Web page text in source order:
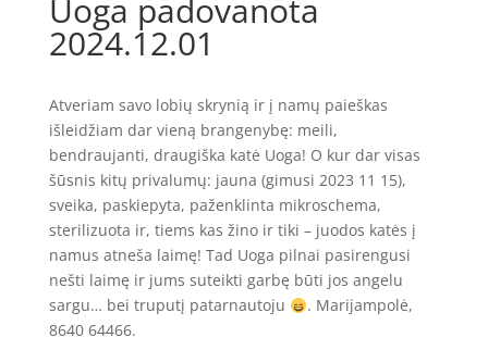
Uoga padovanota
2024.12.01
Atveriam savo lobių skrynią ir į namų paieškas
išleidžiam dar vieną brangenybę: meili,
bendraujanti, draugiška katė Uoga! O kur dar visas
šūsnis kitų privalumų: jauna (gimusi 2023 11 15),
sveika, paskiepyta, paženklinta mikroschema,
sterilizuota ir, tiems kas žino ir tiki – juodos katės į
namus atneša laimę! Tad Uoga pilnai pasirengusi
nešti laimę ir jums suteikti garbę būti jos angelu
sargu… bei truputį patarnautoju
. Marijampolė,
8640 64466.